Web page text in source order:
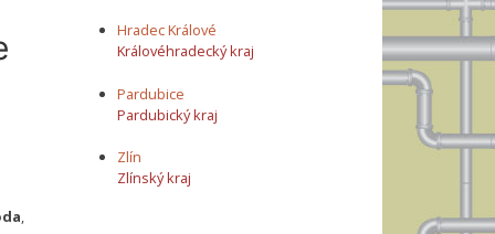
,
Hradec Králové
Královéhradecký kraj
Pardubice
Pardubický kraj
Zlín
Zlínský kraj